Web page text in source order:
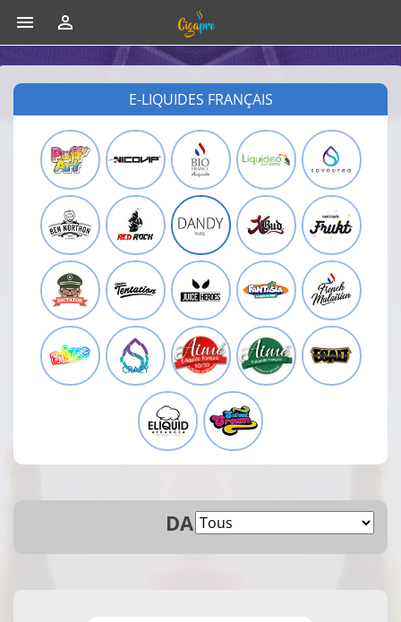
 
E-LIQUIDES FRANÇAIS
DANDY